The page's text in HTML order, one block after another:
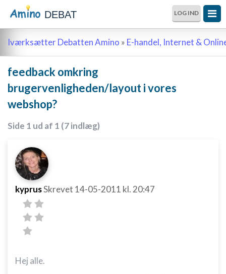
DEBAT LOG IND
Iværksætter Debatten Amino » E-handel, Internet &
feedback omkring
brugervenligheden/layout i vores
webshop?
Side 1 ud af 1 (7 indlæg)
kyprusSkrevet 14-05-2011 kl. 20:47
Hej alle.